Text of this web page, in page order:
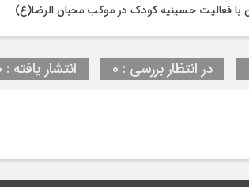
با فعالیت حسینیه کودک در موکب محبان الرضا(ع)
در انتظار بررسی : 0 انتشار یافته : 0